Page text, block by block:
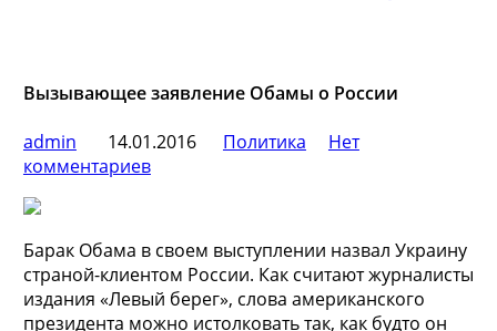
Вызывающее заявление Обамы о России
admin
14.01.2016 Политика
Нет
комментариев
Барак Обама в своем выступлении назвал Украину
страной-клиентом России. Как считают журналисты
издания «Левый берег», слова американского
президента можно истолковать так, как будто он